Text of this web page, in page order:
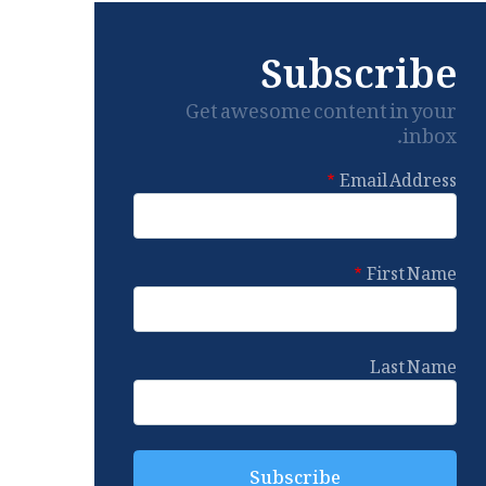
Subscribe
Get awesome content in your
inbox.
Email Address
First Name
Last Name